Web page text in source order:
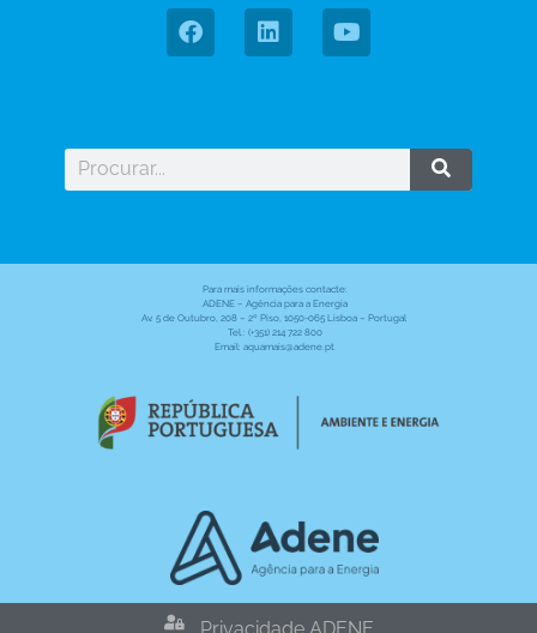
Para mais informações contacte:
ADENE – Agência para a Energia
Av. 5 de Outubro, 208 – 2º Piso, 1050-065 Lisboa – Portugal
Tel.: (+351) 214 722 800
Email: aquamais@adene.pt
Privacidade ADENE